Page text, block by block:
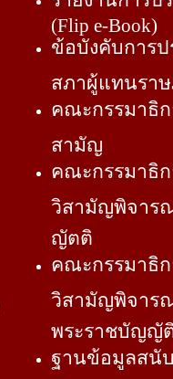
(Flip e-Book)
ข้อบังคับการป
สภาผู้แทนรา
คณะกรรมาธิก
สามัญ
คณะกรรมาธิก
วิสามัญพิจาร
ญัตติ
คณะกรรมาธิก
วิสามัญพิจาร
พระราชบัญญั
ฐานข้อมูลสนั